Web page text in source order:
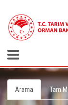
Arama Tam